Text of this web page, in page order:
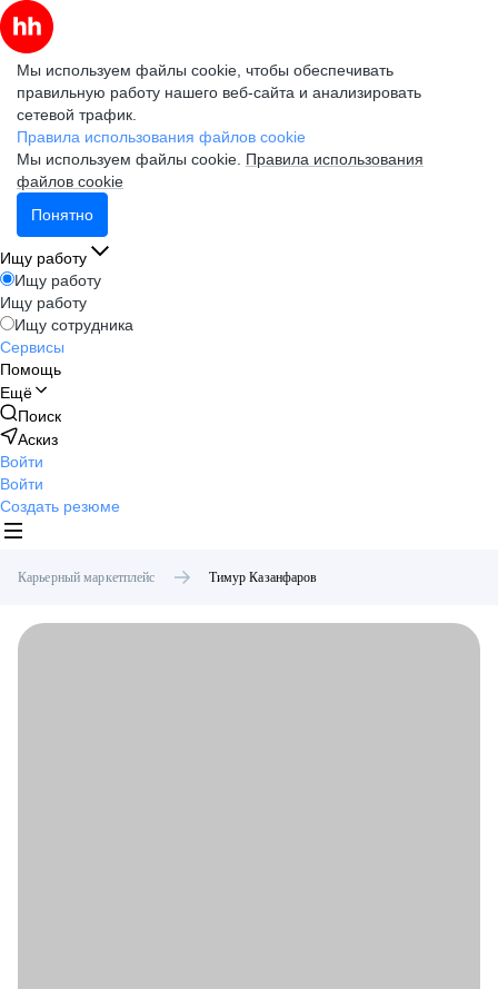
Мы используем файлы cookie, чтобы обеспечивать
правильную работу нашего веб-сайта и анализировать
сетевой трафик.
Правила использования файлов cookie
Мы используем файлы cookie. Правила использования
файлов cookie
Понятно
Ищу работу
Ищу работу
Ищу работу
Ищу сотрудника
Сервисы
Помощь
Ещё
Поиск
Аскиз
Войти
Войти
Создать резюме
Карьерный маркетплейс Тимур Казанфаров